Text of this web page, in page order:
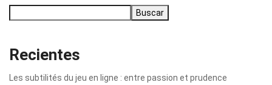
Buscar
Recientes
Les subtilités du jeu en ligne : entre passion et prudence